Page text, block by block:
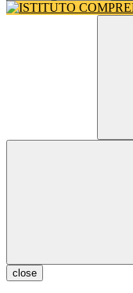
close